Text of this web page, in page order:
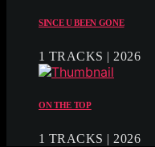
SINCE U BEEN GONE
1 TRACKS | 2026
ON THE TOP
1 TRACKS | 2026